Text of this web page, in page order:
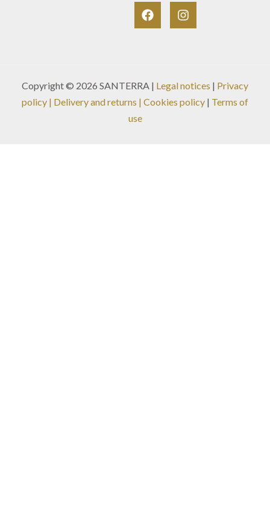
Copyright © 2026 SANTERRA | Legal notices | Privacy
policy | Delivery and returns | Cookies policy | Terms of
use